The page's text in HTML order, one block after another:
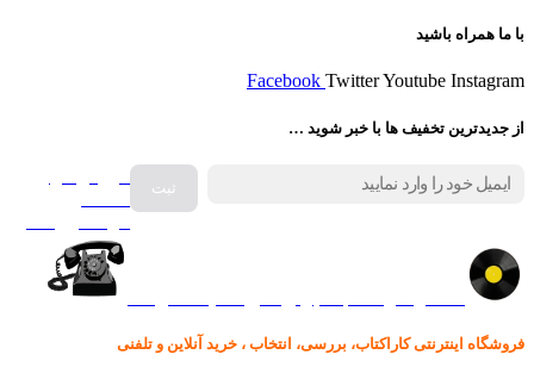
با ما همراه باشید
Facebook TwitterYoutube Instagram
از جدیدترین تخفیف ها با خبر شوید …
فروش انواع
فروشگاه اینترنتی کاراکتاب، بررسی، انتخاب ، خرید آنلاین و تلفنی